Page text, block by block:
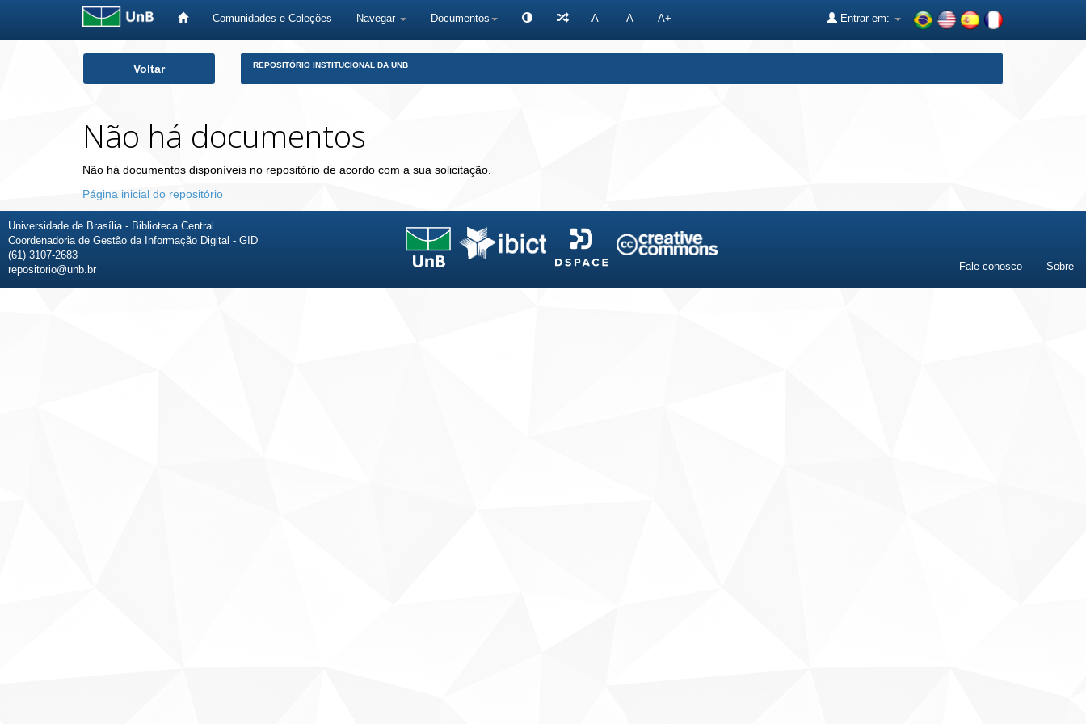
Comunidades e Coleções Navegar Documentos A- A A+ Entrar em:
Voltar REPOSITÓRIO INSTITUCIONAL DA UNB
Não há documentos
Não há documentos disponíveis no repositório de acordo com a sua solicitação.
Página inicial do repositório
Universidade de Brasília - Biblioteca Central
Coordenadoria de Gestão da Informação Digital - GID
(61) 3107-2683
repositorio@unb.br
Fale conosco Sobre